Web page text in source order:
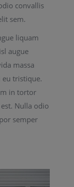
convallis
sem.
liquam
augue
massa
tristique.
in tortor
Nulla odio
semper